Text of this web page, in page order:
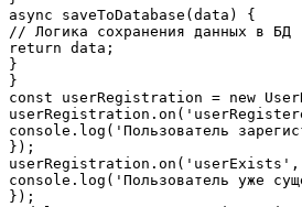
async saveToDatabase(data) {
// Логика сохранения данных в БД
return data;
}
}
const userRegistration = new
console.log('Пользователь
});
console.log('Пользователь уже
});